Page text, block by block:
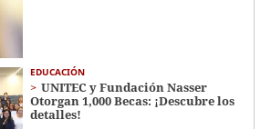
EDUCACIÓN
UNITEC y Fundación Nasser
Otorgan 1,000 Becas: ¡Descubre los
detalles!